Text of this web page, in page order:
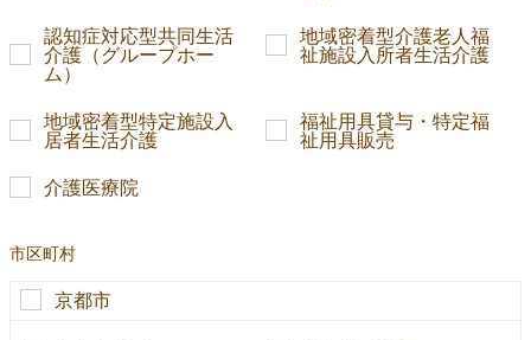
認知症対応型共同生活
介護（グループホー
ム）
地域密着型介護老人福
祉施設入所者生活介護
地域密着型特定施設入
居者生活介護
福祉用具貸与・特定福
祉用具販売
介護医療院
市区町村
京都市